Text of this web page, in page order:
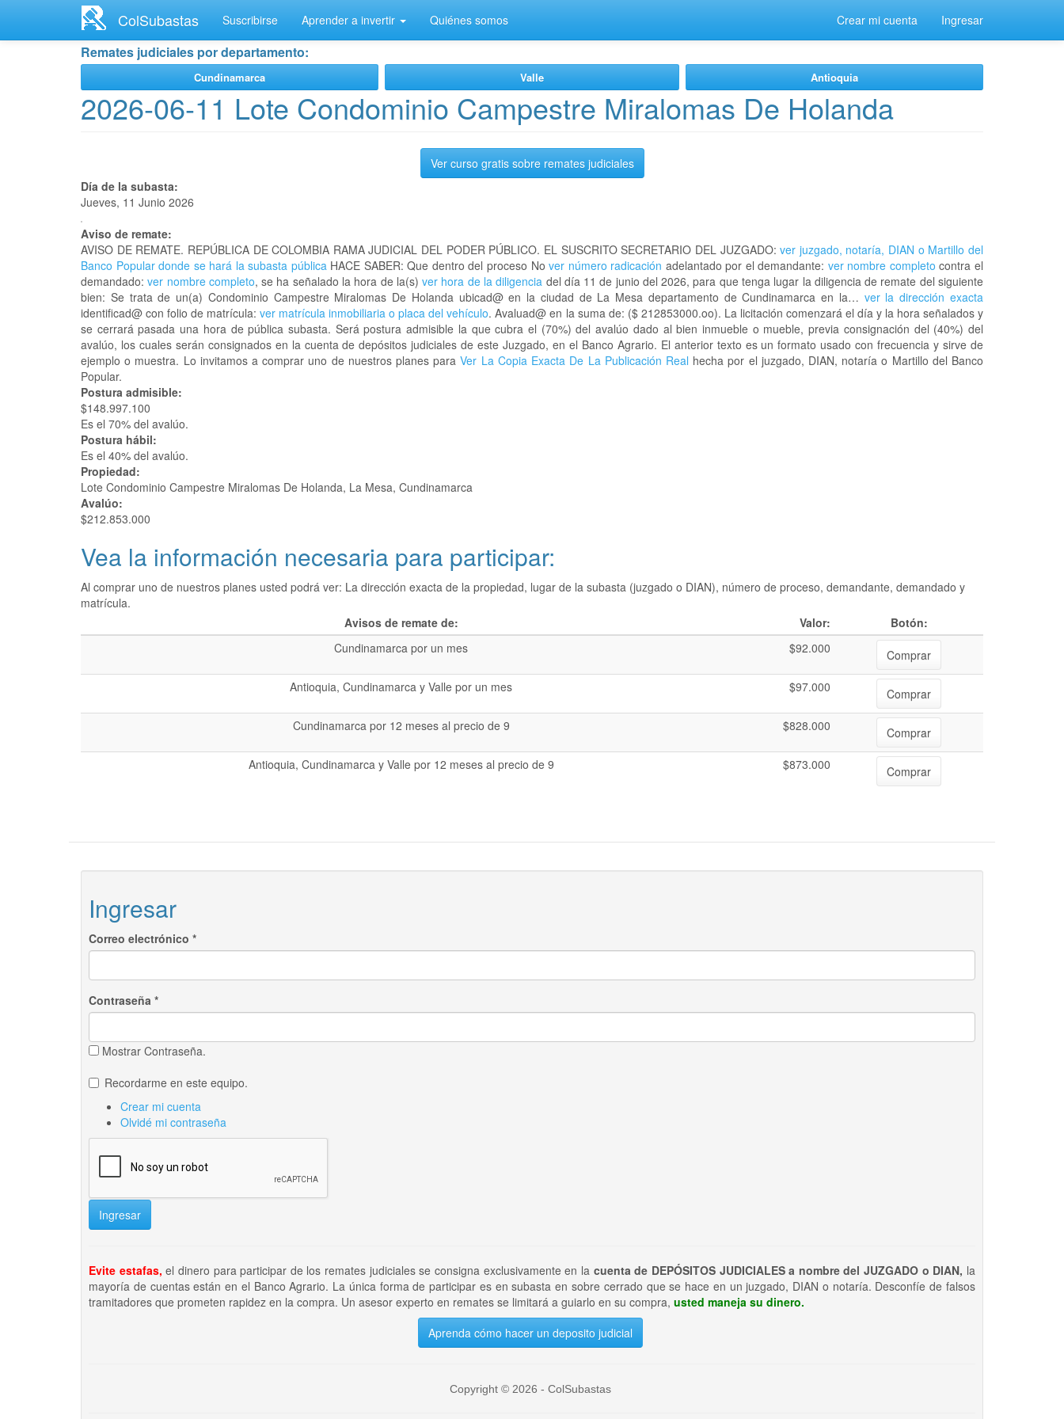
contenido
ColSubastas Suscribirse Aprender a invertir Quiénes somos Crear mi cuenta Ingresar
Remates judiciales por departamento:
Cundinamarca Valle Antioquia
2026-06-11 Lote Condominio Campestre Miralomas De Holanda
Ver curso gratis sobre remates judiciales
Día de la subasta:
Jueves, 11 Junio 2026
Aviso de remate:
AVISO DE REMATE. REPÚBLICA DE COLOMBIA RAMA JUDICIAL DEL PODER PÚBLICO. EL SUSCRITO SECRETARIO DEL JUZGADO: ver juzgado, notaría, DIAN o Martillo del
Banco Popular donde se hará la subasta públicaHACE SABER: Que dentro del proceso Nover número radicación adelantado por el demandante: ver nombre completo contra el
demandado:ver nombre completo, se ha señalado la hora de la(s)ver hora de la diligencia del día 11 de junio del 2026, para que tenga lugar la diligencia de remate del siguiente
bien: Se trata de un(a) Condominio Campestre Miralomas De Holanda ubicad@ en la ciudad de La Mesa departamento de Cundinamarca en la… ver la dirección exacta
identificad@ con folio de matrícula:ver matrícula inmobiliaria o placa del vehículo. Avaluad@ en la suma de: ($ 212853000.oo). La licitación comenzará el día y la hora señalados y
se cerrará pasada una hora de pública subasta. Será postura admisible la que cubra el (70%) del avalúo dado al bien inmueble o mueble, previa consignación del (40%) del
avalúo, los cuales serán consignados en la cuenta de depósitos judiciales de este Juzgado, en el Banco Agrario. El anterior texto es un formato usado con frecuencia y sirve de
ejemplo o muestra. Lo invitamos a comprar uno de nuestros planes paraVer La Copia Exacta De La Publicación Real hecha por el juzgado, DIAN, notaría o Martillo del Banco
Popular.
Postura admisible:
$148.997.100
Es el 70% del avalúo.
Postura hábil:
Es el 40% del avalúo.
Propiedad:
Lote Condominio Campestre Miralomas De Holanda, La Mesa, Cundinamarca
Avalúo:
$212.853.000
Vea la información necesaria para participar:
Al comprar uno de nuestros planes usted podrá ver: La dirección exacta de la propiedad, lugar de la subasta (juzgado o DIAN), número de proceso, demandante, demandado y
matrícula.
Avisos de remate de:
Valor:
Botón:
Cundinamarca por un mes
$92.000
Comprar
Antioquia, Cundinamarca y Valle por un mes
$97.000
Comprar
Cundinamarca por 12 meses al precio de 9
$828.000
Comprar
Antioquia, Cundinamarca y Valle por 12 meses al precio de 9
$873.000 Comprar
Ingresar
Correo electrónico *
Contraseña *
Mostrar Contraseña.
Recordarme en este equipo.
Crear mi cuenta
Olvidé mi contraseña
Ingresar
Evite estafas, el dinero para participar de los remates judiciales se consigna exclusivamente en lacuenta de DEPÓSITOS JUDICIALES a nombre del JUZGADO o DIAN, la
mayoría de cuentas están en el Banco Agrario. La única forma de participar es en subasta en sobre cerrado que se hace en un juzgado, DIAN o notaría. Desconfíe de falsos
tramitadores que prometen rapidez en la compra. Un asesor experto en remates se limitará a guiarlo en su compra, usted maneja su dinero.
Aprenda cómo hacer un deposito judicial
Copyright © 2026 - ColSubastas